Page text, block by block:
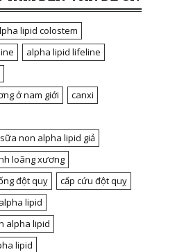
lipid colostem
alpha lipid lifeline
ở nam giới
canxi
non alpha lipid giả
loãng xương
đột quỵ
cấp cứu đột quỵ
lipid
alpha lipid
lipid